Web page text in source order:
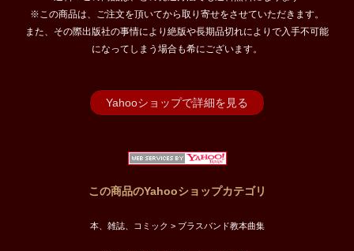
※この商品は、ご注文を頂いてから取り寄せをさせていただきます。
また、その際出版社の事情により絶版や長期品切れによりで入手不可能
になってしまう場合も希にございます。
Yahooショップで詳細を見る
この商品のYahooショップカテゴリ
本、雑誌、コミック > ブラスバンド教本曲集